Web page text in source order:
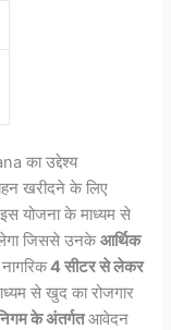
का उद्देश्य
खरीदने के लिए
योजना के माध्यम से
जिससे उनकेआर्थिक
4 सीटर से लेकर
से खुद का रोजगार
के अंतर्गतआवेदन